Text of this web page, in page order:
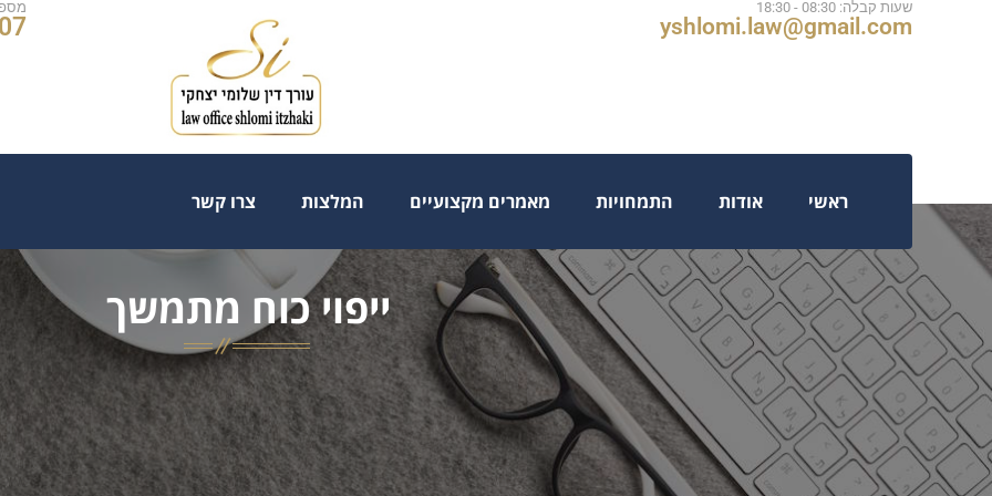
שעות קבלה: 08:30 - 18:30
yshlomi.law@gmail.com
ראשי אודות התמחויות מאמרים מקצועיים המלצות צרו קשר
ייפוי כוח מתמשך